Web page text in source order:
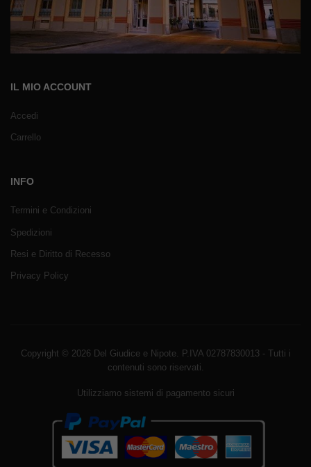
IL MIO ACCOUNT
Accedi
Carrello
INFO
Termini e Condizioni
Spedizioni
Resi e Diritto di Recesso
Privacy Policy
Copyright © 2026 Del Giudice e Nipote. P.IVA 02787830013 - Tutti i
contenuti sono riservati.
Utilizziamo sistemi di pagamento sicuri